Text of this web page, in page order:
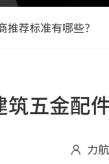
推荐标准有哪些？
筑五金配
 力航